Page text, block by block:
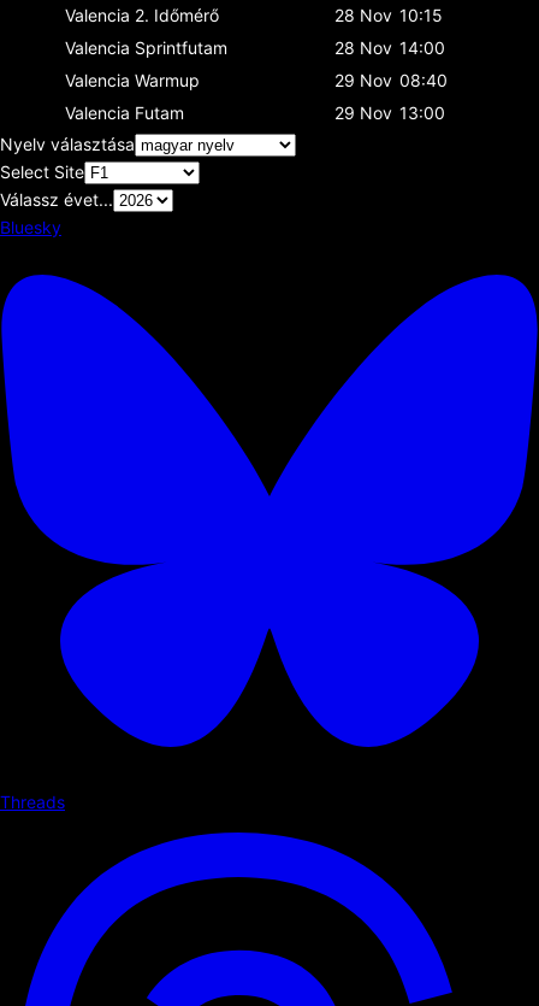
Valencia 2. Időmérő 28 Nov 10:15
Valencia Sprintfutam 28 Nov 14:00
Valencia Warmup 29 Nov 08:40
Valencia Futam 29 Nov 13:00
Nyelv választása
Select Site
Válassz évet...
Bluesky
Threads